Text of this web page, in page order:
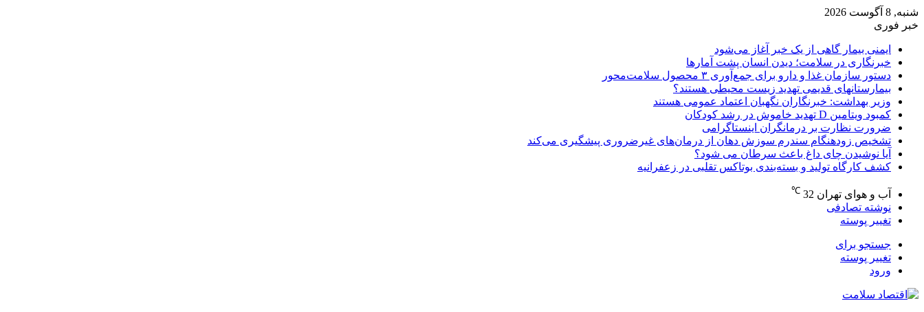
شنبه, 8 آگوست 2026
خبر فوری
ایمنی بیمار گاهی از یک خبر آغاز می‌شود
خبرنگاری در سلامت؛ دیدن انسان پشت آمارها
دستور سازمان غذا و دارو برای جمع‌آوری ۳ محصول سلامت‌محور
بیمارستانهای قدیمی تهدید زیست محیطی هستند؟
وزیر بهداشت: خبرنگاران نگهبان اعتماد عمومی هستند
کمبود ویتامین D تهدید خاموش در رشد کودکان
ضرورت نظارت بر درمانگران اینستاگرامی
تشخیص زودهنگام سندرم سوزش دهان از درمان‌های غیرضروری پیشگیری می‌کند
آیا نوشیدن چای داغ باعث سرطان می شود؟
کشف کارگاه تولید و بسته‌بندی بوتاکس تقلبی در زعفرانیه
آب و هوای تهران 32
℃
نوشته تصادفی
تغییر پوسته
جستجو برای
تغییر پوسته
ورود